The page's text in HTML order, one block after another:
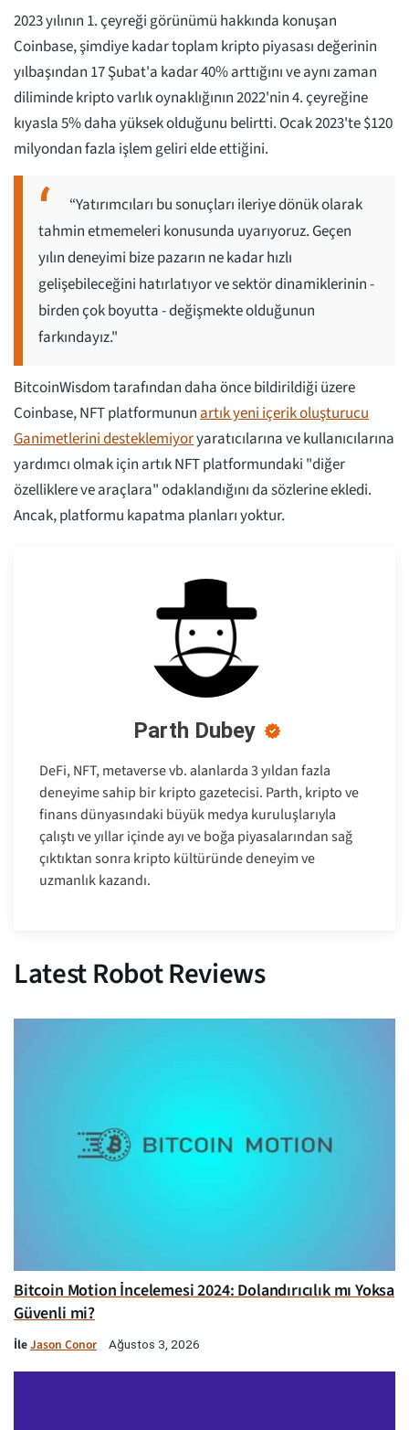
2023 yılının 1. çeyreği görünümü hakkında konuşan
Coinbase, şimdiye kadar toplam kripto piyasası değerinin
yılbaşından 17 Şubat'a kadar 40% arttığını ve aynı zaman
diliminde kripto varlık oynaklığının 2022'nin 4. çeyreğine
kıyasla 5% daha yüksek olduğunu belirtti. Ocak 2023'te $120
milyondan fazla işlem geliri elde ettiğini.
“Yatırımcıları bu sonuçları ileriye dönük olarak
tahmin etmemeleri konusunda uyarıyoruz. Geçen
yılın deneyimi bize pazarın ne kadar hızlı
gelişebileceğini hatırlatıyor ve sektör dinamiklerinin -
birden çok boyutta - değişmekte olduğunun
farkındayız."
BitcoinWisdom tarafından daha önce bildirildiği üzere
Coinbase, NFT platformununartık yeni içerik oluşturucu
Ganimetlerini desteklemiyoryaratıcılarına ve kullanıcılarına
yardımcı olmak için artık NFT platformundaki "diğer
özelliklere ve araçlara" odaklandığını da sözlerine ekledi.
Ancak, platformu kapatma planları yoktur.
Parth Dubey
DeFi, NFT, metaverse vb. alanlarda 3 yıldan fazla
deneyime sahip bir kripto gazetecisi. Parth, kripto ve
finans dünyasındaki büyük medya kuruluşlarıyla
çalıştı ve yıllar içinde ayı ve boğa piyasalarından sağ
çıktıktan sonra kripto kültüründe deneyim ve
uzmanlık kazandı.
Latest Robot Reviews
Bitcoin Motion İncelemesi 2024: Dolandırıcılık mı Yoksa
Güvenli mi?
İleJason Conor Ağustos 3, 2026